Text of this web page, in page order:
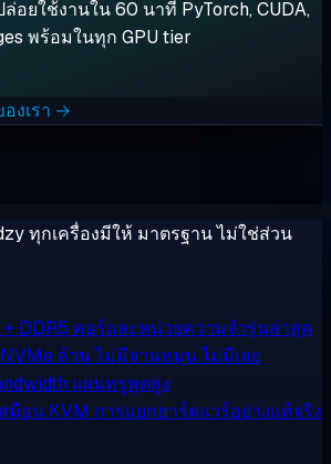
อยใช้งานใน 60 นาที PyTorch, CUDA,
พร้อมในทุก GPU tier
งเรา →
ทุกเครื่องมีให้ มาตรฐาน ไม่ใช่ส่วน
+ DDR5 คอร์และหน่วยความจำรุ่นล่าสุด
ล้วนไม่มีจานหมุน ไม่มีเลย
แผนทรูพุตสูง
มือน KVM การแยกฮาร์ดแวร์อย่างแท้จริง